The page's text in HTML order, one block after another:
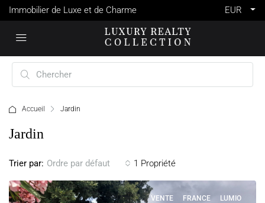
Immobilier de Luxe et de Charme EUR
Accueil Jardin
Jardin
1 Propriété
Trier par: Ordre par défaut
VENTE FRANCE LUMIO